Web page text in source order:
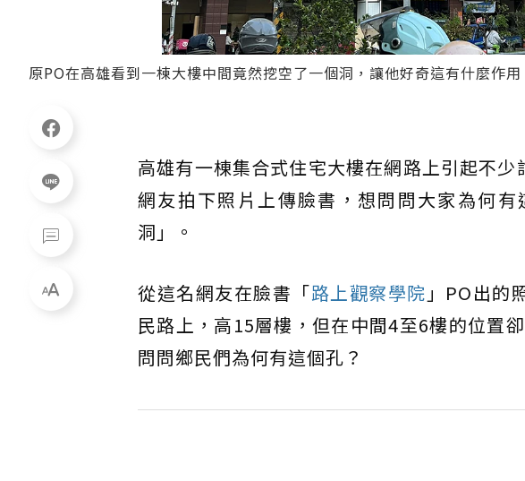
原PO在高雄看到一棟大樓中間竟然挖空了一個洞，讓他好奇這有什麼作用
高雄有一棟集合式住宅大樓在網路上引起不
網友拍下照片上傳臉書，想問問大家為何
洞」。
從這名網友在臉書「路上觀察學院 」PO出的
民路上，高15層樓，但在中間4至6樓的位置
問問鄉民們為何有這個孔？